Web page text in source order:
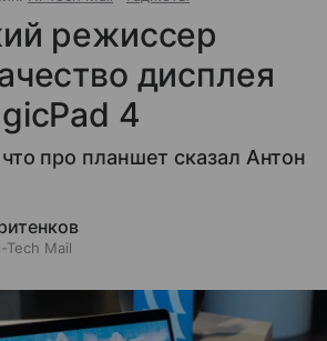
режиссер
дисплея
4
про планшет сказал Антон
Tech Mail